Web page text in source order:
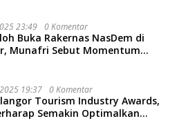
23:49 0 Komentar
Buka Rakernas NasDem di
Munafri Sebut Momentum
19:37 0 Komentar
Tourism Industry Awards,
Semakin Optimalkan